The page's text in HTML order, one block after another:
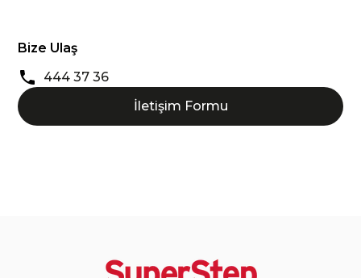
Bize Ulaş
444 37 36
İletişim Formu